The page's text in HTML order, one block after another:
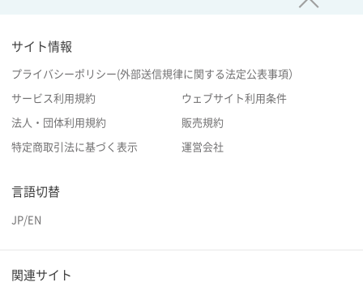
サイト情報
プライバシーポリシー(外部送信規律に関する法定公表事項）
サービス利用規約 ウェブサイト利用条件
法人・団体利用規約 販売規約
特定商取引法に基づく表示 運営会社
言語切替
JP/EN
関連サイト